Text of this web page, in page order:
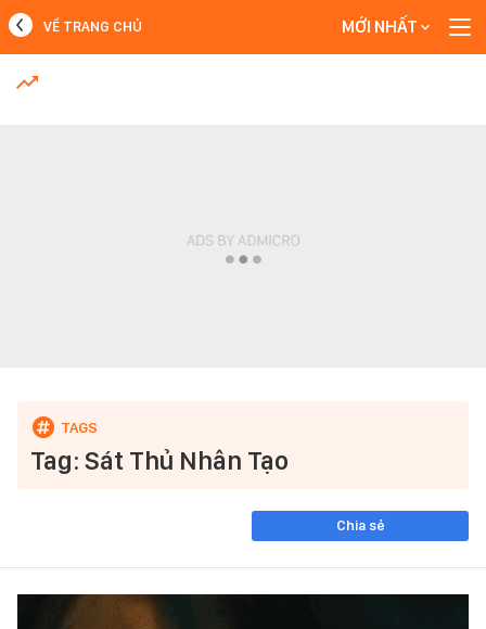
MỚI NHẤT
VỀ TRANG CHỦ MỚI NHẤT
Tag: Sát Thủ Nhân Tạo
Chia sẻ